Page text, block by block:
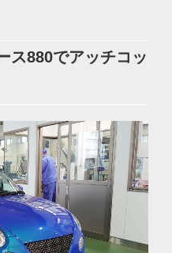
ス880でアッチコッ